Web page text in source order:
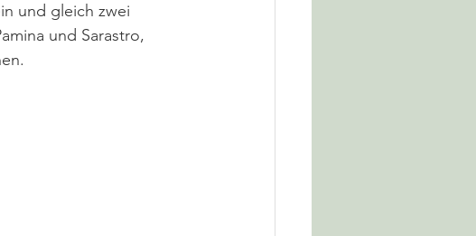
und gleich zwei
und Sarastro,